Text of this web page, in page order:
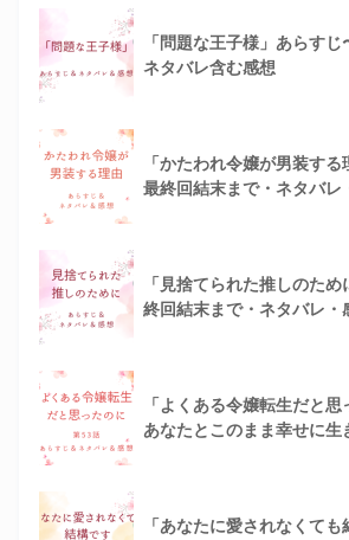
「問題な王子様」あらすじ
ネタバレ含む感想
「かたわれ令嬢が男装す
最終回結末まで・ネタバレ
「見捨てられた推しのた
終回結末まで・ネタバレ・
「よくある令嬢転生だと思
あなたとこのまま幸せに生
「あなたに愛されなくて